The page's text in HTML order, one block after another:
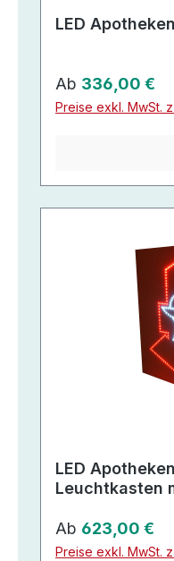
LED
Regulärer Preis:
Ab 336,00 €
Preise exkl. MwSt.
LED
Leuchtkasten
Regulärer Preis:
Ab 623,00 €
Preise exkl. MwSt.